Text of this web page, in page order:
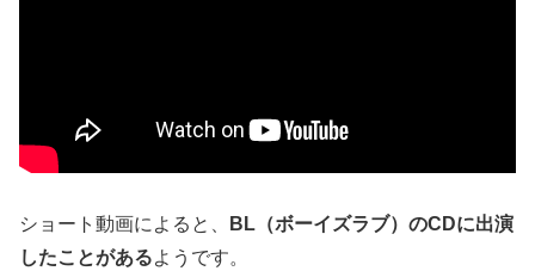
ショート動画によると、
BL（ボーイズラブ）のCDに出演
したことがあるようです。